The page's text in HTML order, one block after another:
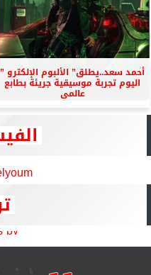
أحمد سعد..يطلق” الألبوم الإلكترو ”
اليوم تجربة موسيقية جريئة بطابع
عالمى
by